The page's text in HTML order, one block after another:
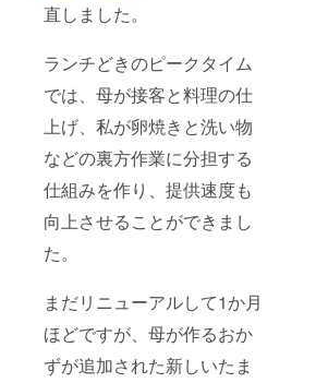
直しました。
ランチどきのピークタイム
では、母が接客と料理の仕
上げ、私が卵焼きと洗い物
などの裏方作業に分担する
仕組みを作り、提供速度も
向上させることができまし
た。
まだリニューアルして1か月
ほどですが、母が作るおか
ずが追加された新しいたま